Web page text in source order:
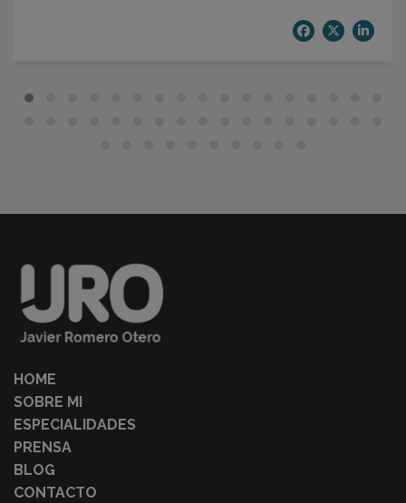
HOME
SOBRE MI
ESPECIALIDADES
PRENSA
BLOG
CONTACTO